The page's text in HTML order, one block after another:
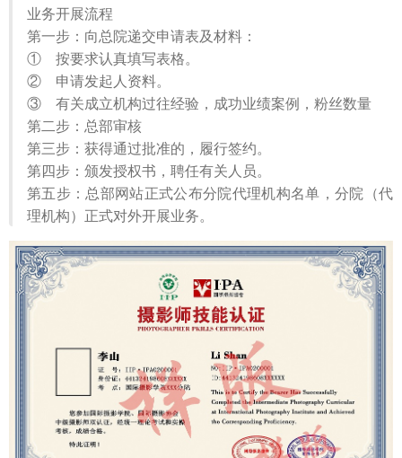
业务开展流程
第一步：向总院递交申请表及材料：
① 按要求认真填写表格。
② 申请发起人资料。
③ 有关成立机构过往经验，成功业绩案例，粉丝数量
第二步：总部审核
第三步：获得通过批准的，履行签约。
第四步：颁发授权书，聘任有关人员。
第五步：总部网站正式公布分院代理机构名单，分院（代
理机构）正式对外开展业务。